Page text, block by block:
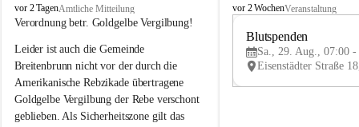
B
r
i
t
e
n
b
r
vor 2 TagenAmtliche Mitteilung
Verordnung betr. Goldgelbe Vergilbung!
Leider ist auch die Gemeinde
Breitenbrunn nicht vor der durch die
Amerikanische Rebzikade übertragene
Goldgelbe Vergilbung der Rebe verschont
geblieben. Als Sicherheitszone gilt das
B
e
vor 2 WochenVeranstaltung
Blutspenden
Sa., 29. Aug., 07:00 -